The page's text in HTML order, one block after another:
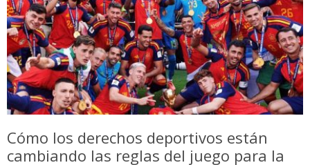
Cómo los derechos deportivos están
cambiando las reglas del juego para la